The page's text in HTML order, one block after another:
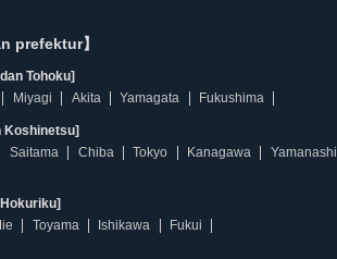
prefektur】
Tohoku]
Miyagi Akita Yamagata Fukushima
Koshinetsu]
Saitama Chiba Tokyo Kanagawa
Yamanashi
Toyama Ishikawa Fukui